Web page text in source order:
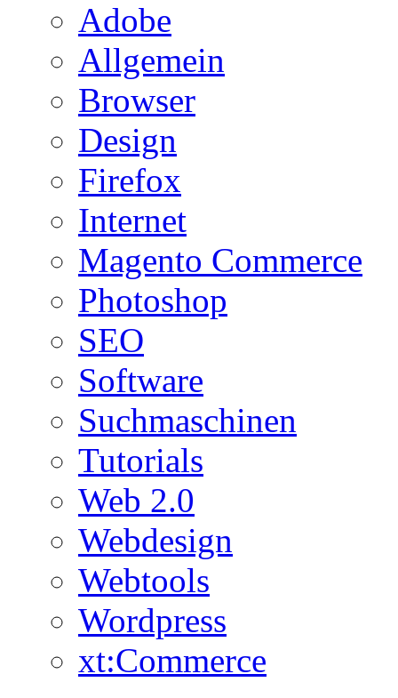
Adobe
Allgemein
Browser
Design
Firefox
Internet
Magento Commerce
Photoshop
SEO
Software
Suchmaschinen
Tutorials
Web 2.0
Webdesign
Webtools
Wordpress
xt:Commerce